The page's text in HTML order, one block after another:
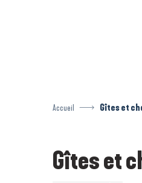
Accueil Gîtes et
Gîtes et